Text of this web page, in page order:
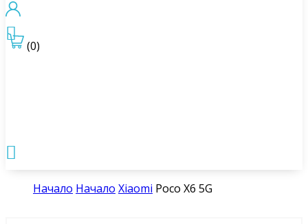
(0)


Начало Начало Xiaomi Poco X6 5G